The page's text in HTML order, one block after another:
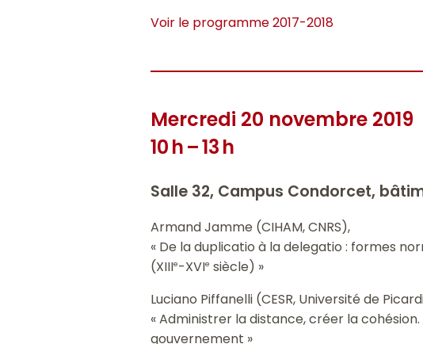
Voir le programme 2017-2018
Mercredi 20 novembre 2019
10 h – 13 h
Salle 32, Campus Condorcet,
Armand Jamme (CIHAM, CNRS),
« De la duplicatio à la delegatio : formes
(XIIIe-XVIe siècle) »
Luciano Piffanelli (CESR, Université de
« Administrer la distance, créer la
gouvernement »